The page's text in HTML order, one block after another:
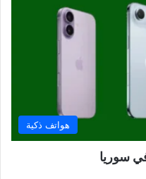
هواتف ذكية